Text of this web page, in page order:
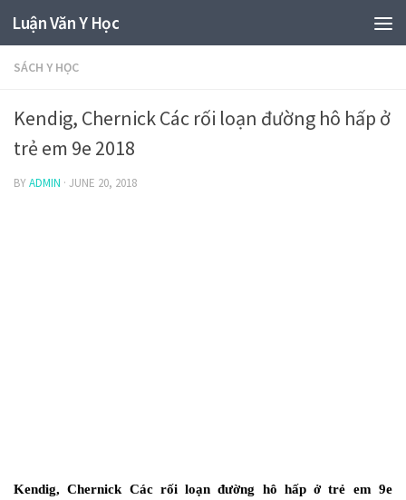
Luận Văn Y Học
SÁCH Y HỌC
Kendig, Chernick Các rối loạn đường hô hấp ở
trẻ em 9e 2018
BYADMIN · JUNE 20, 2018
Kendig, Chernick Các rối loạn đường hô hấp ở trẻ em 9e